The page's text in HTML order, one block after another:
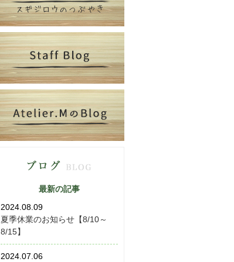
最新の記事
2024.08.09
夏季休業のお知らせ【8/10～
8/15】
2024.07.06